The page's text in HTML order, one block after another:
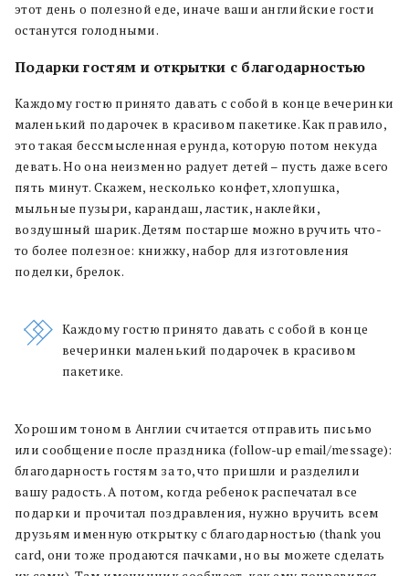
этот день о полезной еде, иначе ваши английские гости
останутся голодными.
Подарки гостям и открытки с благодарностью
Каждому гостю принято давать с собой в конце вечеринки
маленький подарочек в красивом пакетике. Как правило,
это такая бессмысленная ерунда, которую потом некуда
девать. Но она неизменно радует детей – пусть даже всего
пять минут. Скажем, несколько конфет, хлопушка,
мыльные пузыри, карандаш, ластик, наклейки,
воздушный шарик. Детям постарше можно вручить что-
то более полезное: книжку, набор для изготовления
поделки, брелок.
Каждому гостю принято давать с собой в конце
вечеринки маленький подарочек в красивом
пакетике.
Хорошим тоном в Англии считается отправить письмо
или сообщение после праздника (follow-up email/message):
благодарность гостям за то, что пришли и разделили
вашу радость. А потом, когда ребенок распечатал все
подарки и прочитал поздравления, нужно вручить всем
друзьям именную открытку с благодарностью (thank you
card, они тоже продаются пачками, но вы можете сделать